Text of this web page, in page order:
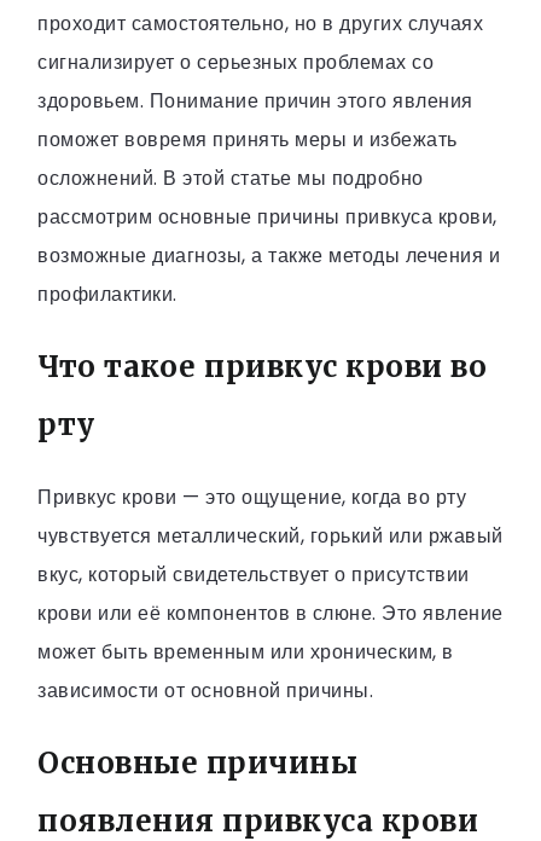
проходит самостоятельно, но в других случаях
сигнализирует о серьезных проблемах со
здоровьем. Понимание причин этого явления
поможет вовремя принять меры и избежать
осложнений. В этой статье мы подробно
рассмотрим основные причины привкуса крови,
возможные диагнозы, а также методы лечения и
профилактики.
Что такое привкус крови во
рту
Привкус крови — это ощущение, когда во рту
чувствуется металлический, горький или ржавый
вкус, который свидетельствует о присутствии
крови или её компонентов в слюне. Это явление
может быть временным или хроническим, в
зависимости от основной причины.
Основные причины
появления привкуса крови